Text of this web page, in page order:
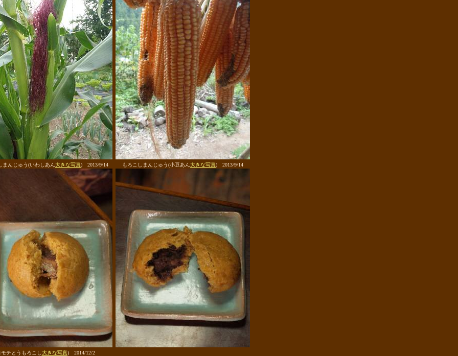
まんじゅう(いわしあん大きな写真) 2013/9/14 もろこしまんじゅう(小豆あん大きな写真) 2013/9/14
チとうもろこし 大きな写真) 2014/12/2